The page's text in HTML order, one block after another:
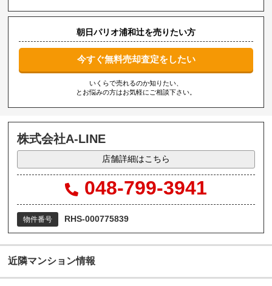
朝日パリオ浦和辻を売りたい方
今すぐ無料売却査定をしたい
いくらで売れるのか知りたい、
とお悩みの方はお気軽にご相談下さい。
株式会社A-LINE
店舗詳細はこちら
048-799-3941
物件番号 RHS-000775839
近隣マンション情報